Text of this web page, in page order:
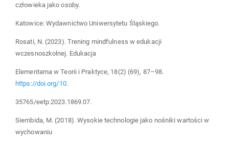
człowieka jako osoby.
Katowice: Wydawnictwo Uniwersytetu Śląskiego.
Rosati, N. (2023). Trening mindfulness w edukacji
wczesnoszkolnej. Edukacja
Elementarna w Teorii i Praktyce, 18(2) (69), 87–98.
https://doi.org/10.
35765/eetp.2023.1869.07.
Siembida, M. (2018). Wysokie technologie jako nośniki wartości w
wychowaniu